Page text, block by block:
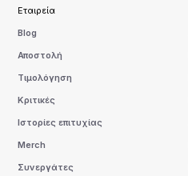
Εταιρεία
Blog
Αποστολή
Τιμολόγηση
Κριτικές
Ιστορίες επιτυχίας
Merch
Συνεργάτες